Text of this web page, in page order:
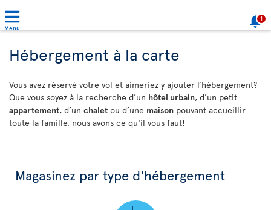
Menu
1
Hébergement à la carte
Vous avez réservé votre vol et aimeriez y ajouter l’hébergement?
Que vous soyez à la recherche d’un hôtel urbain, d’un petit
appartement, d’un chalet ou d’une maison pouvant accueillir
toute la famille, nous avons ce qu'il vous faut!
Magasinez par type d'hébergement